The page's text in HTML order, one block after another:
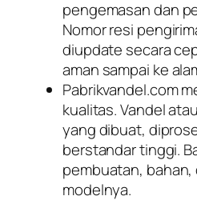
pengemasan dan
Nomor resi
diupdate secara
aman sampai ke
Pabrikvandel.com
kualitas. Vandel
yang dibuat,
berstandar tinggi.
pembuatan,
modelnya.